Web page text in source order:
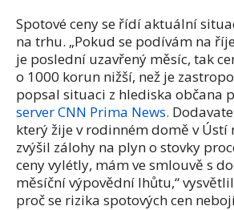
Spotové ceny se řídí aktuální
na trhu. „Pokud se podívám na
je poslední uzavřený měsíc, tak
o 1000 korun nižší, než je
popsal situaci z hlediska občana
server CNN Prima News.
který žije v rodinném domě v Ústí
zvýšil zálohy na plyn o stovky
ceny vylétly, mám ve smlouvě s
měsíční výpovědní lhůtu,“
proč se rizika spotových cen